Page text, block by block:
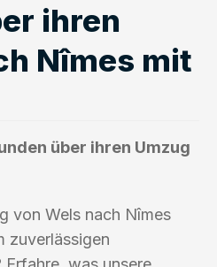
ihren
Nîmes mit
über ihren Umzug
von Wels nach Nîmes
zuverlässigen